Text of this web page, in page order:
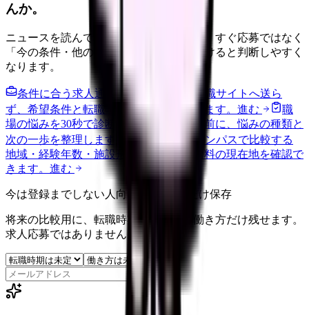
んか。
ニュースを読んで不安が強くなった時は、すぐ応募ではなく
「今の条件・他の選択肢・相談先」を分けると判断しやすく
なります。
条件に合う求人通知を受け取る
外部転職サイトへ送ら
ず、希望条件と転職時期を自社で預かります。 進む
職
場の悩みを30秒で診断
辞めるべきか迷う前に、悩みの種類と
次の一歩を整理します。
進む
給料コンパスで比較する
地域・経験年数・施設形態から、今の給料の現在地を確認で
きます。 進む
今は登録までしない人向け: 希望条件だけ保存
将来の比較用に、転職時期と気になる働き方だけ残せます。
求人応募ではありません。
保存